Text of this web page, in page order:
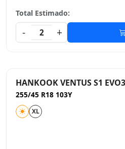
Total Estimado:
-
2 +
HANKOOK VENTUS S1
255/45 R18 103Y
XL